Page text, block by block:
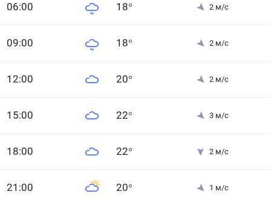
06:00 18° 2 м/с
09:00 18° 2 м/с
12:00 20° 2 м/с
15:00 22° 3 м/с
18:00 22° 2 м/с
21 :00 20° 1 м/с